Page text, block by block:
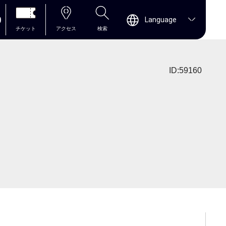
チケット アクセス 検索
Language
ID:59160